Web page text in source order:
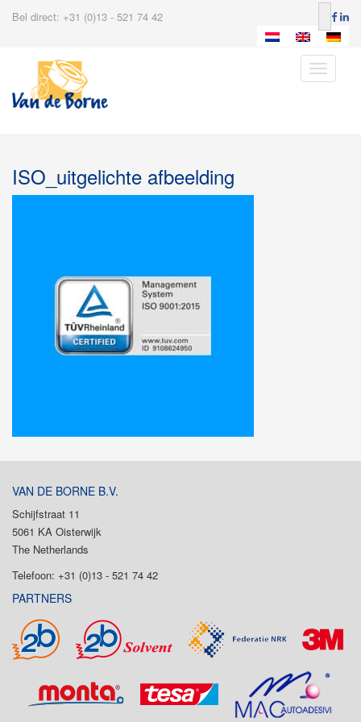
Bel direct: +31 (0)13 - 521 74 42
Toggle
ISO_uitgelichte afbeelding
VAN DE BORNE B.V.
Schijfstraat 11
5061 KA Oisterwijk
The Netherlands
Telefoon: +31 (0)13 - 521 74 42
PARTNERS